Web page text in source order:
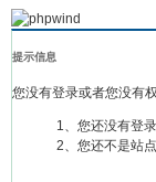
提示信息
您没有登录或者您没有
1、您还没有登
2、您还不是站